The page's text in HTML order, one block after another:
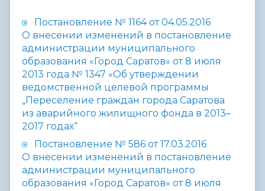
Постановление № 1164 от 04.05.2016
О внесении изменений в постановление
администрации муниципального
образования «Город Саратов» от 8 июля
2013 года № 1347 «Об утверждении
ведомственной целевой программы
„Переселение граждан города Саратова
из аварийного жилищного фонда в 2013–
2017 годах“
Постановление № 586 от 17.03.2016
О внесении изменений в постановление
администрации муниципального
образования «Город Саратов» от 8 июля